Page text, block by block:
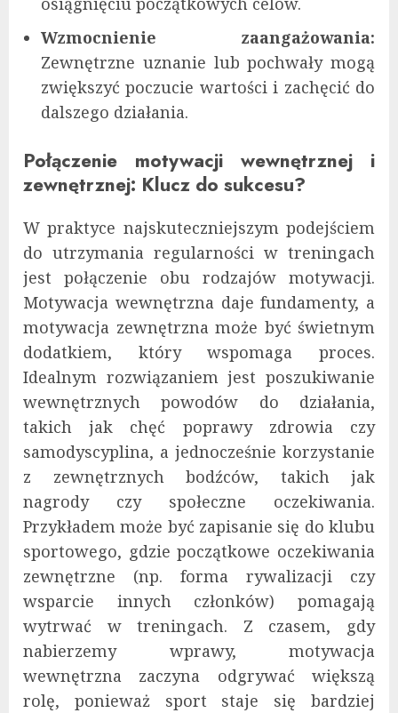
Wzmocnienie zaangażowania:
Zewnętrzne uznanie lub pochwały mogą
zwiększyć poczucie wartości i zachęcić do
dalszego działania.
Połączenie motywacji wewnętrznej i
zewnętrznej: Klucz do sukcesu?
W praktyce najskuteczniejszym podejściem
do utrzymania regularności w treningach
jest połączenie obu rodzajów motywacji.
Motywacja wewnętrzna daje fundamenty, a
motywacja zewnętrzna może być świetnym
dodatkiem, który wspomaga proces.
Idealnym rozwiązaniem jest poszukiwanie
wewnętrznych powodów do działania,
takich jak chęć poprawy zdrowia czy
samodyscyplina, a jednocześnie korzystanie
z zewnętrznych bodźców, takich jak
nagrody czy społeczne oczekiwania.
Przykładem może być zapisanie się do klubu
sportowego, gdzie początkowe oczekiwania
zewnętrzne (np. forma rywalizacji czy
wsparcie innych członków) pomagają
wytrwać w treningach. Z czasem, gdy
nabierzemy wprawy, motywacja
wewnętrzna zaczyna odgrywać większą
rolę, ponieważ sport staje się bardziej